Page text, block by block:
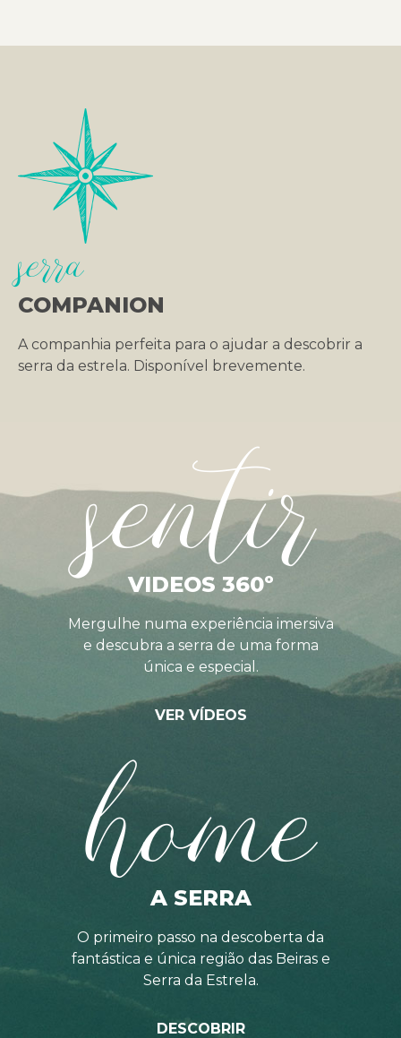
serra
COMPANION
A companhia perfeita para o ajudar a descobrir a
serra da estrela. Disponível brevemente.
sentir
VIDEOS 360º
Mergulhe numa experiência imersiva
e descubra a serra de uma forma
única e especial.
VER VÍDEOS
home
A SERRA
O primeiro passo na descoberta da
fantástica e única região das Beiras e
Serra da Estrela.
DESCOBRIR